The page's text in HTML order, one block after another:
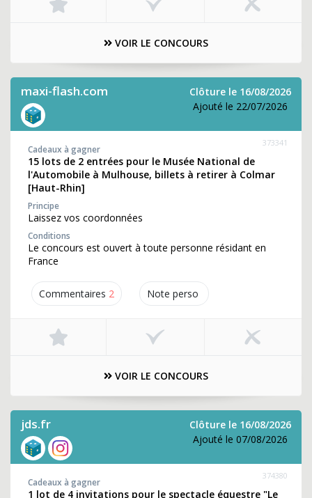
VOIR LE CONCOURS
maxi-flash.com
Clôture le 16/08/2026
Ajouté le 22/07/2026
Commentaires 2 Note perso
373341
Cadeaux à gagner
15 lots de 2 entrées pour le Musée National de
l'Automobile à Mulhouse, billets à retirer à Colmar
[Haut-Rhin]
Principe
Laissez vos coordonnées
Conditions
Le concours est ouvert à toute personne résidant en
France
VOIR LE CONCOURS
jds.fr
Clôture le 16/08/2026
Ajouté le 07/08/2026
374380
Cadeaux à gagner
1 lot de 4 invitations pour le spectacle équestre "Le